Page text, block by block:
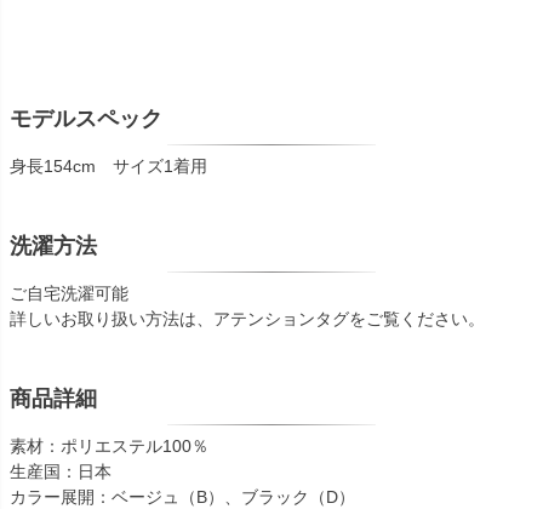
モデルスペック
身長154cm サイズ1着用
洗濯方法
ご自宅洗濯可能
詳しいお取り扱い方法は、アテンションタグをご覧ください。
商品詳細
素材：ポリエステル100％
生産国：日本
カラー展開：ベージュ（B）、ブラック（D）